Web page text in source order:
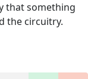
that something
the circuitry.